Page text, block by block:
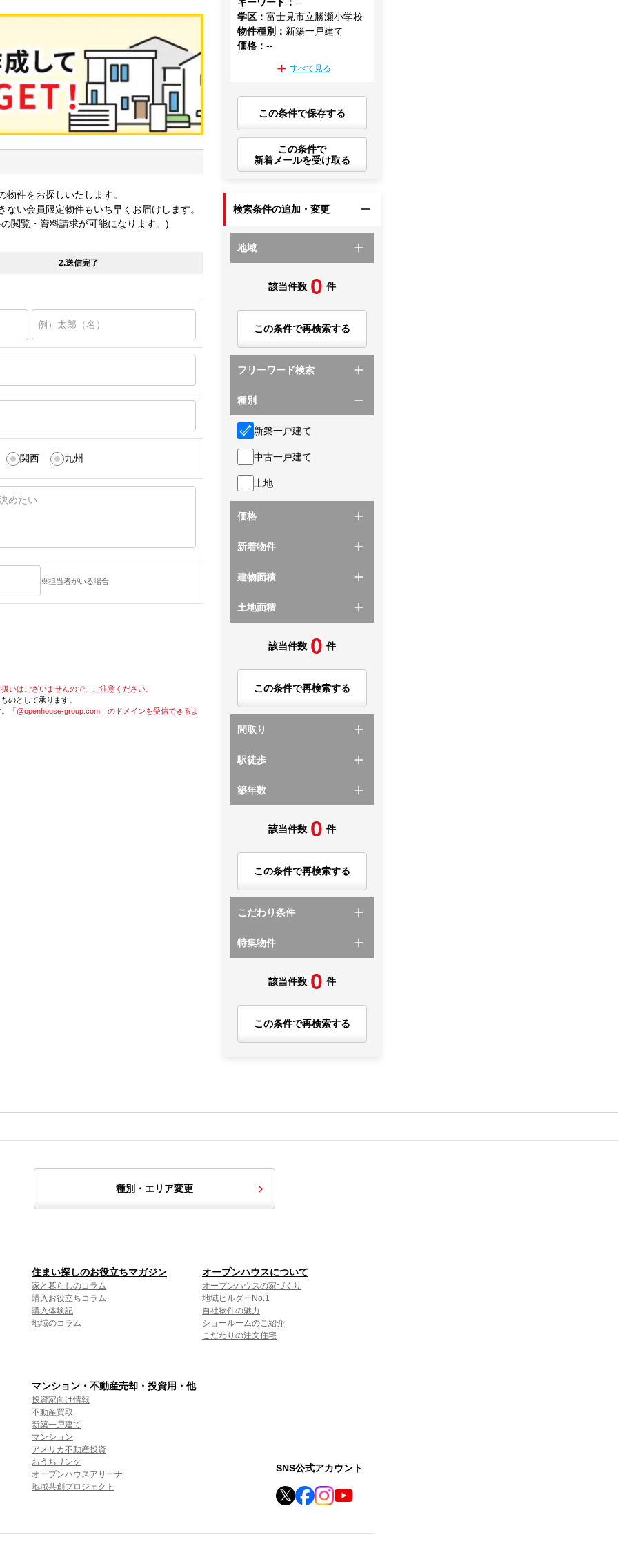
件をお探しいたします。
い会員限定物件もいち早くお届けします。
閲覧・資料請求が可能になります。)
2.送信完了
関西 九州
※担当者がいる場合
いはございませんので、ご注意ください。
のとして承ります。
「@openhouse-group.com」のドメインを受信できるよ
学区 ：富士見市立勝瀬小学校
物件種別 ： 新築一戸建て
価格 ：--
すべて見る
この条件で保存する
この条件で
新着メールを受け取る
検索条件の追加・変更
地域
該当件数 0 件
この条件で再検索する
フリーワード検索
種別
新築一戸建て
中古一戸建て
土地
価格
新着物件
建物面積
土地面積
該当件数 0 件
この条件で再検索する
間取り
駅徒歩
築年数
該当件数 0 件
この条件で再検索する
こだわり条件
特集物件
該当件数 0 件
この条件で再検索する
種別・エリア変更
住まい探しのお役立ちマガジン
家と暮らしのコラム
購入お役立ちコラム
購入体験記
地域のコラム
オープンハウスについて
オープンハウスの家づくり
地域ビルダーNo.1
自社物件の魅力
ショールームのご紹介
こだわりの注文住宅
マンション・不動産売却・投資用・他
投資家向け情報
不動産買取
新築一戸建て
マンション
アメリカ不動産投資
おうちリンク
オープンハウスアリーナ
地域共創プロジェクト
SNS公式アカウント